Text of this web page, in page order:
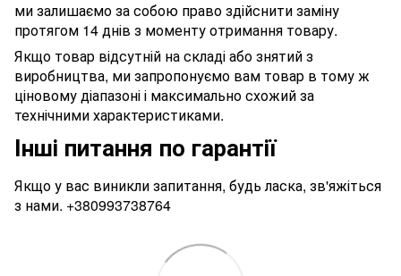
ми залишаємо за собою право здійснити заміну
протягом 14 днів з моменту отримання товару.
Якщо товар відсутній на складі або знятий з
виробництва, ми запропонуємо вам товар в тому ж
ціновому діапазоні і максимально схожий за
технічними характеристиками.
Інші питання по гарантії
Якщо у вас виникли запитання, будь ласка, зв'яжіться
з нами. +380993738764